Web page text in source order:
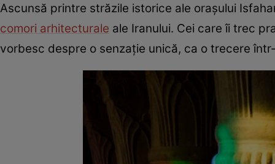
Ascunsă printre străzile istorice ale orașului
comori arhitecturale ale Iranului. Cei care îi trec
vorbesc despre o senzație unică, ca o trecere